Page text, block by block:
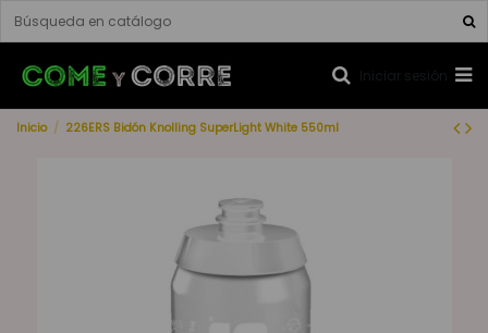
Iniciar sesión
Inicio 226ERS Bidón Knolling SuperLight White 550ml